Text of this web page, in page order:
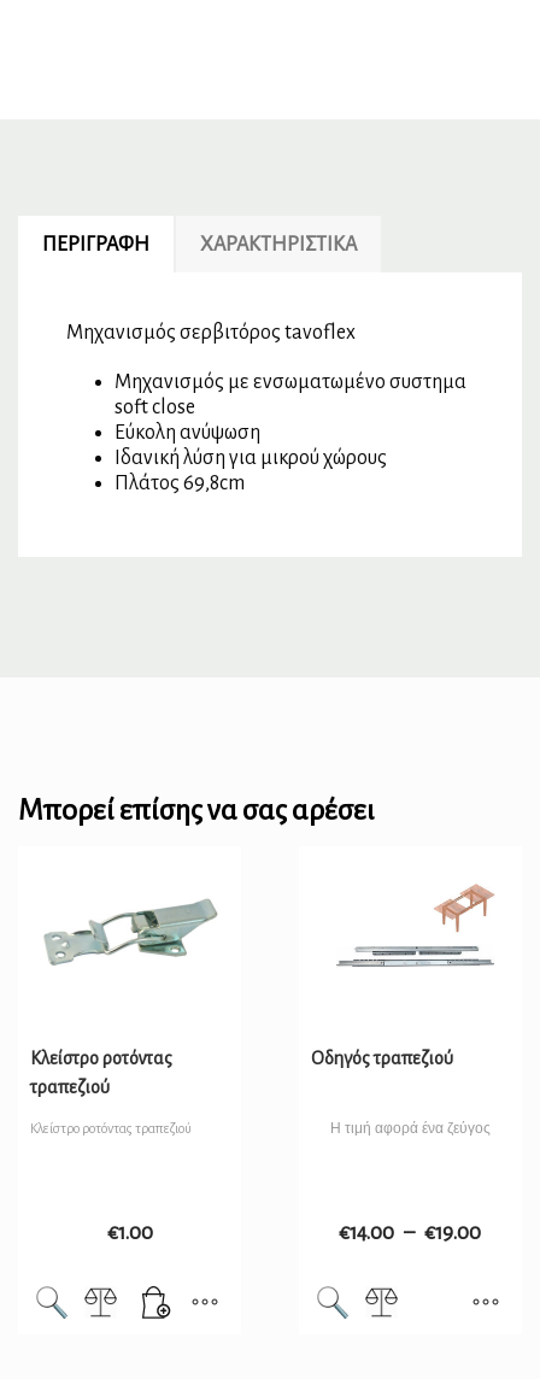
ΠΕΡΙΓΡΑΦΉ ΧΑΡΑΚΤΗΡΙΣΤΙΚΆ
Μηχανισμός σερβιτόρος tavoflex
Μηχανισμός με ενσωματωμένο συστημα
soft close
Εύκολη ανύψωση
Ιδανική λύση για μικρού χώρους
Πλάτος 69,8cm
Μπορεί επίσης να σας αρέσει
Κλείστρο ροτόντας
τραπεζιού
Κλείστρο ροτόντας τραπεζιού
€1.00
Οδηγός τραπεζιού
Η τιμή αφορά ένα ζεύγος
€14.00 – €19.00